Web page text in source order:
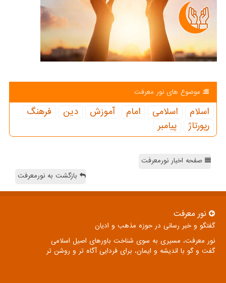
موضوع های نور معرفت
اسلام اسلامی امام آموزش دین
فرهنگ
رپورتاژ
پیامبر
صفحه اخبار نورمعرفت
بازگشت به نورمعرفت
نور معرفت
گفتگو و خبر رسانی در حوزه مذهب و ادیان
نور معرفت، مسیری به سوی شناخت باورهای اصیل اسلامی
گفت و گو با اندیشه و ایمان، برای فردایی آگاه تر و روشن تر